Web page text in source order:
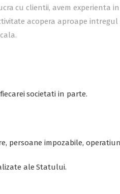
cu clientii, avem
acopera aproape intregul
societati in parte.
persoane impozabile,
ale Statului.